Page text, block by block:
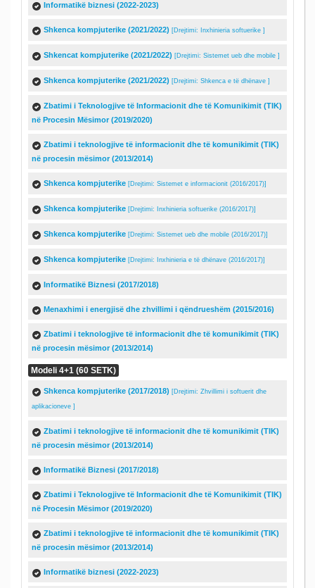
Informatikë biznesi (2022-2023)
Shkenca kompjuterike (2021/2022) [Drejtimi: Inxhinieria softuerike ]
Shkencat kompjuterike (2021/2022) [Drejtimi: Sistemet ueb dhe mobile ]
Shkenca kompjuterike (2021/2022) [Drejtimi: Shkenca e të dhënave ]
Zbatimi i Teknologjive të Informacionit dhe të Komunikimit (TIK)
në Procesin Mësimor (2019/2020)
Zbatimi i teknologjive të informacionit dhe të komunikimit (TIK)
në procesin mësimor (2013/2014)
Shkenca kompjuterike [Drejtimi: Sistemet e informacionit (2016/2017)]
Shkenca kompjuterike [Drejtimi: Inxhinieria softuerike (2016/2017)]
Shkenca kompjuterike [Drejtimi: Sistemet ueb dhe mobile (2016/2017)]
Shkenca kompjuterike [Drejtimi: Inxhinieria e të dhënave (2016/2017)]
Informatikë Biznesi (2017/2018)
Menaxhimi i energjisë dhe zhvillimi i qëndrueshëm (2015/2016)
Zbatimi i teknologjive të informacionit dhe të komunikimit (TIK)
në procesin mësimor (2013/2014)
Modeli 4+1 (60 SETK)
Shkenca kompjuterike (2017/2018) [Drejtimi: Zhvillimi i softuerit dhe
aplikacioneve ]
Zbatimi i teknologjive të informacionit dhe të komunikimit (TIK)
në procesin mësimor (2013/2014)
Informatikë Biznesi (2017/2018)
Zbatimi i Teknologjive të Informacionit dhe të Komunikimit (TIK)
në Procesin Mësimor (2019/2020)
Zbatimi i teknologjive të informacionit dhe të komunikimit (TIK)
në procesin mësimor (2013/2014)
Informatikë biznesi (2022-2023)